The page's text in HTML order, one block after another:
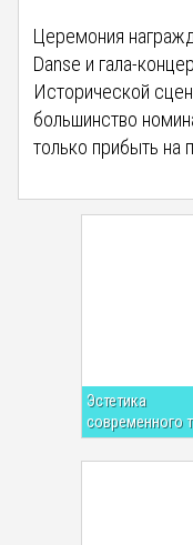
Церемония
Danse и гала-
Исторической
большинство
только прибыть на
Эстетика
современного